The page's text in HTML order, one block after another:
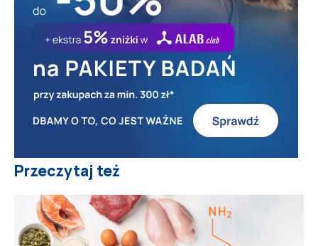
Przeczytaj też